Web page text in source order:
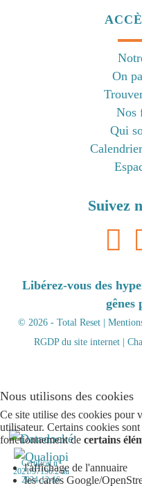
On
Nos
Qui
Suivez
Libérez-vous des
gênes
© 2026 - Total Reset |
RGDP du site internet
Certificat n°
2021/97196.2 du
2024-12-16
Nous utilisons des cookies
Ce site utilise des cookies pour
utilisateur. Certains cookies
fonctionnement de certains
l'affichage de l'annuaire
les cartes Google/